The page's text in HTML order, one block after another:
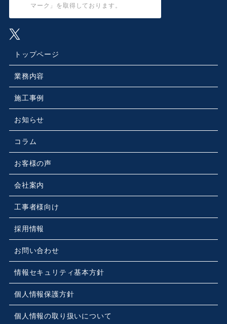
マーク」を取得しております。
トップページ
業務内容
施工事例
お知らせ
コラム
お客様の声
会社案内
工事者様向け
採用情報
お問い合わせ
情報セキュリティ基本方針
個人情報保護方針
個人情報の取り扱いについて